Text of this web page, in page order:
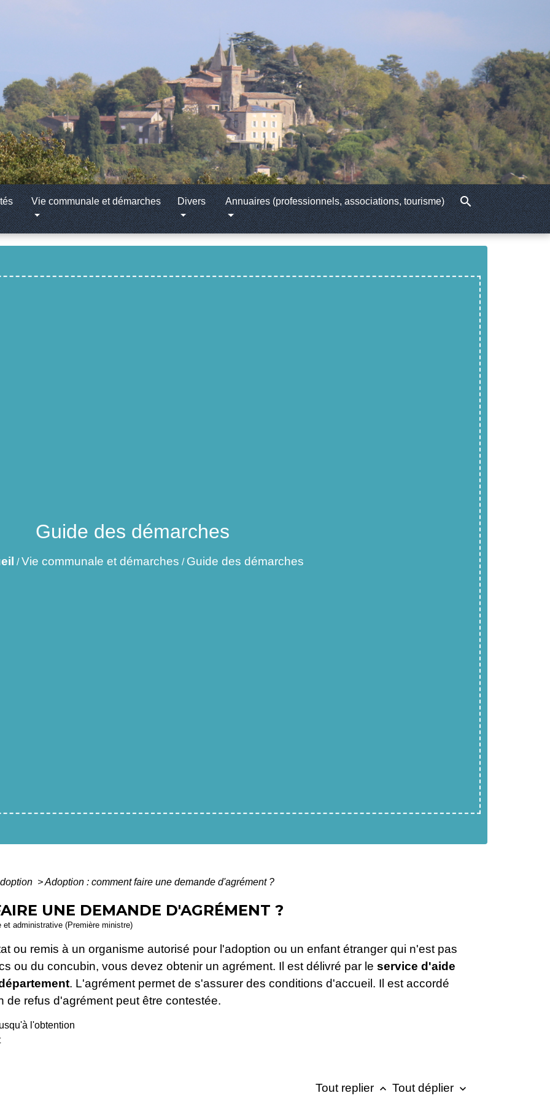
Vie communale et démarches Divers Annuaires (professionnels, associations, tourisme) search
Guide des démarches
/Vie communale et démarches / Guide des démarches
>Adoption : comment faire une demande d'agrément ?
UNE DEMANDE D'AGRÉMENT ?
administrative (Première ministre)
ou remis à un organisme autorisé pour l'adoption ou un enfant étranger qui n'est pas
ou du concubin, vous devez obtenir un agrément. Il est délivré par le service d'aide
. L'agrément permet de s'assurer des conditions d'accueil. Il est accordé
de refus d'agrément peut être contestée.
Tout replier keyboard_arrow_up Tout déplier keyboard_arrow_down